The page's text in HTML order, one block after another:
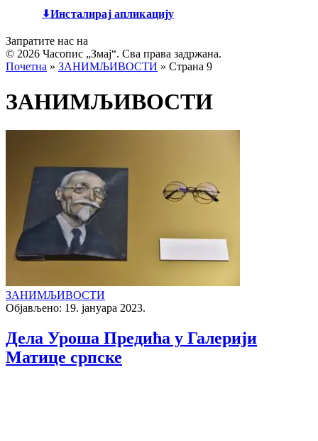
Инсталирај апликацију
Запратите нас на
© 2026 Часопис „Змај“. Сва права задржана.
Почетна » ЗАНИМЉИВОСТИ » Страна 9
ЗАНИМЉИВОСТИ
ЗАНИМЉИВОСТИ
Објављено: 19. јануара 2023.
Дела Уроша Предића у Галерији
Матице српске